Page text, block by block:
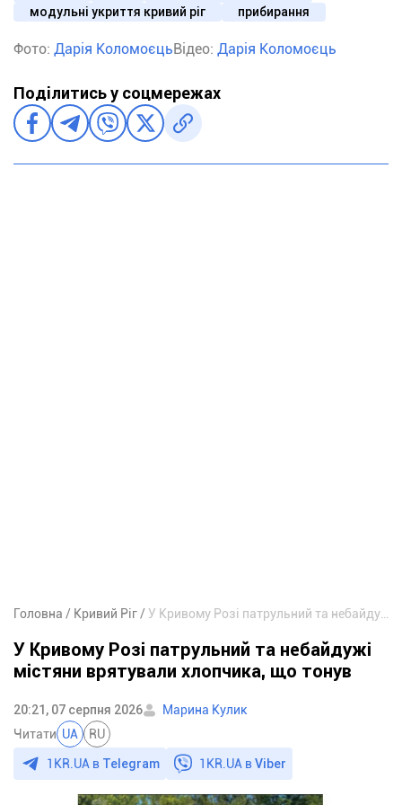
модульні укриття кривий ріг
прибирання
Фото: Дарія Коломоєць Відео: Дарія Коломоєць
Поділитись у соцмережах
Головна Кривий Ріг У Кривому Розі патрульний та небайдужі містяни врятували хлопчика, що тонув
У Кривому Розі патрульний та небайдужі
містяни врятували хлопчика, що тонув
20:21, 07 серпня 2026
Марина Кулик
Читати UA RU
1KR.UA в Telegram 1KR.UA вViber